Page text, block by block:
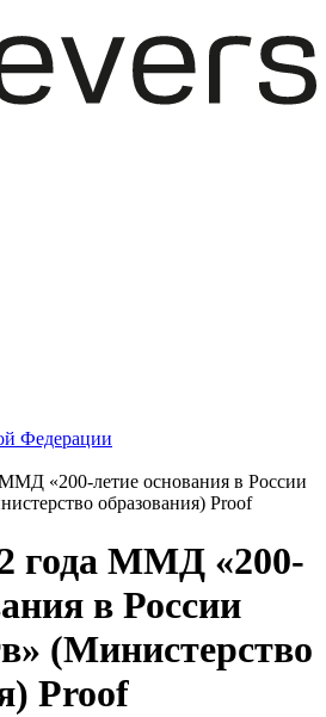
Федерации
«200-летие основания в России
образования) Proof
года ММД «200-
в России
(Министерство
Proof